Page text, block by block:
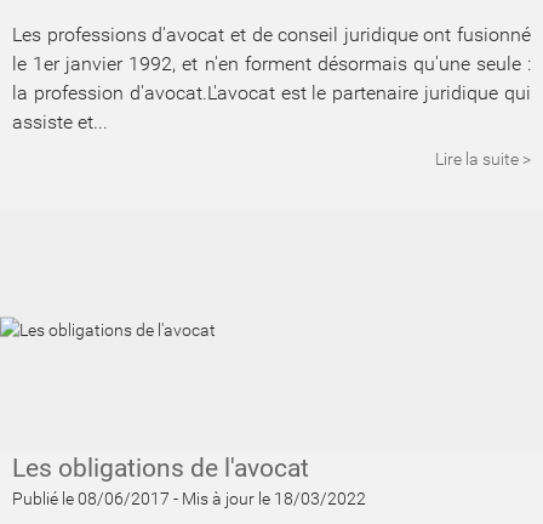
Les professions d'avocat et de conseil juridique ont fusionné
le 1er janvier 1992, et n'en forment désormais qu'une seule :
la profession d'avocat.L'avocat est le partenaire juridique qui
assiste et...
Lire la suite >
Les obligations de l'avocat
Publié le 08/06/2017 - Mis à jour le 18/03/2022